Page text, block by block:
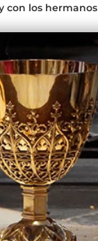
con los hermanos